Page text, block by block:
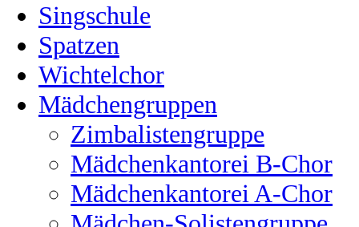
Singschule
Spatzen
Wichtelchor
Mädchengruppen
Zimbalistengruppe
Mädchenkantorei B-Chor
Mädchenkantorei A-Chor